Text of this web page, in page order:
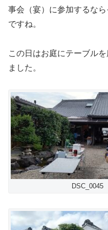
事会（宴）に参加するな
ですね。
この日はお庭にテーブル
ました。
DSC_0045